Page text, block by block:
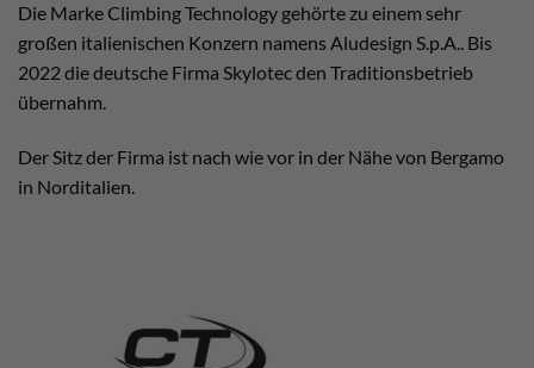
Die Marke Climbing Technology gehörte zu einem sehr
großen italienischen Konzern namens Aludesign S.p.A.. Bis
2022 die deutsche Firma Skylotec den Traditionsbetrieb
übernahm.
Der Sitz der Firma ist nach wie vor in der Nähe von Bergamo
in Norditalien.